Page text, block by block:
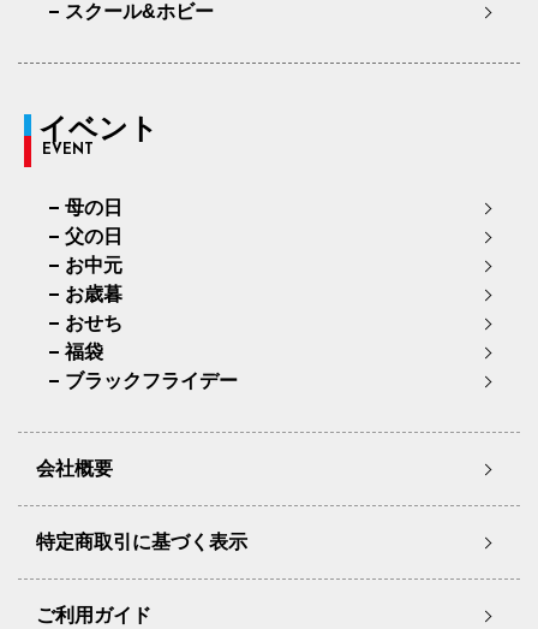
スクール&ホビー
イベント
EVENT
母の日
父の日
お中元
お歳暮
おせち
福袋
ブラックフライデー
会社概要
特定商取引に基づく表示
ご利用ガイド